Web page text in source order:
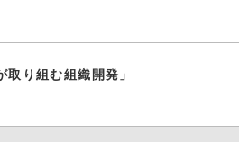
り組む組織開発」